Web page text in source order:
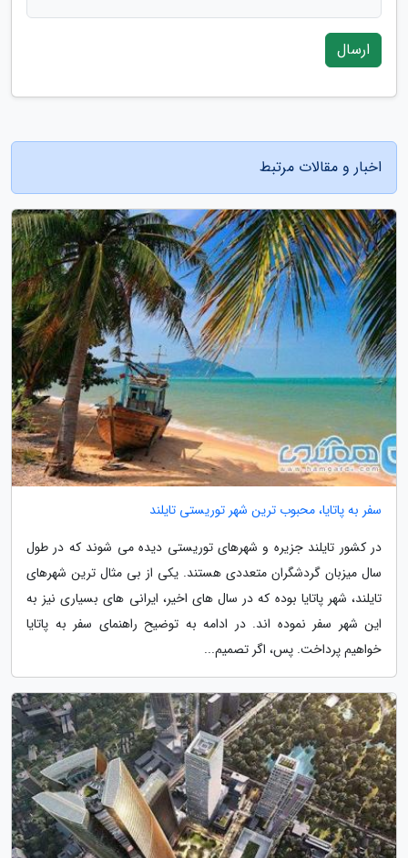
ارسال
اخبار و مقالات مرتبط
سفر به پاتایا، محبوب ترین شهر توریستی تایلند
در کشور تایلند جزیره و شهرهای توریستی دیده می شوند که در طول
سال میزبان گردشگران متعددی هستند. یکی از بی مثال ترین شهرهای
تایلند، شهر پاتایا بوده که در سال های اخیر، ایرانی های بسیاری نیز به
این شهر سفر نموده اند. در ادامه به توضیح راهنمای سفر به پاتایا
خواهیم پرداخت. پس، اگر تصمیم...